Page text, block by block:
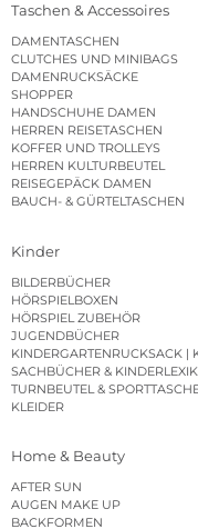
Taschen & Accessoires
DAMENTASCHEN
CLUTCHES UND MINIBAGS
DAMENRUCKSÄCKE
SHOPPER
HANDSCHUHE DAMEN
HERREN REISETASCHEN
KOFFER UND TROLLEYS
HERREN KULTURBEUTEL
REISEGEPÄCK DAMEN
BAUCH- & GÜRTELTASCHEN
Kinder
BILDERBÜCHER
HÖRSPIELBOXEN
HÖRSPIEL ZUBEHÖR
JUGENDBÜCHER
SACHBÜCHER &
TURNBEUTEL &
KLEIDER
Home & Beauty
AFTER SUN
AUGEN MAKE UP
BACKFORMEN